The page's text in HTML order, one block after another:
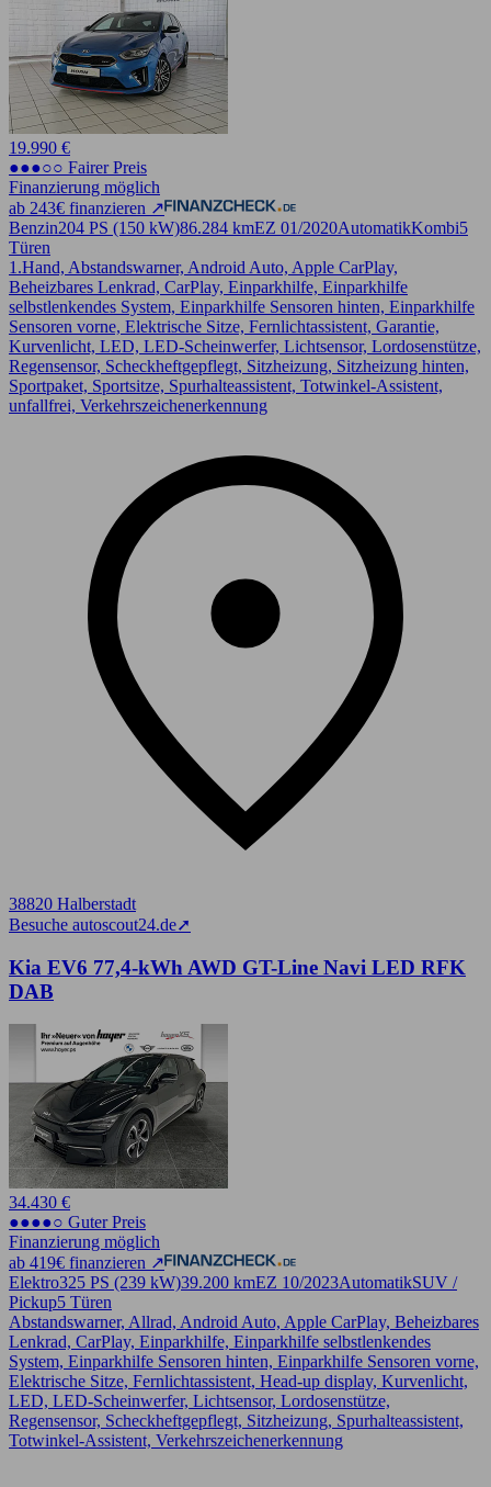
19.990 €
●●●○○ Fairer Preis
Finanzierung möglich
ab 243€ finanzieren ↗
Benzin204 PS (150 kW)86.284 kmEZ 01/2020AutomatikKombi5
Türen
1.Hand, Abstandswarner, Android Auto, Apple CarPlay,
Beheizbares Lenkrad, CarPlay, Einparkhilfe, Einparkhilfe
selbstlenkendes System, Einparkhilfe Sensoren hinten, Einparkhilfe
Sensoren vorne, Elektrische Sitze, Fernlichtassistent, Garantie,
Kurvenlicht, LED, LED-Scheinwerfer, Lichtsensor, Lordosenstütze,
Regensensor, Scheckheftgepflegt, Sitzheizung, Sitzheizung hinten,
Sportpaket, Sportsitze, Spurhalteassistent, Totwinkel-Assistent,
unfallfrei, Verkehrszeichenerkennung
38820 Halberstadt
Besuche autoscout24.de➚
Kia EV6 77,4-kWh AWD GT-Line Navi LED RFK
DAB
34.430 €
●●●●○ Guter Preis
Finanzierung möglich
ab 419€ finanzieren ↗
Elektro325 PS (239 kW)39.200 kmEZ 10/2023AutomatikSUV /
Pickup5 Türen
Abstandswarner, Allrad, Android Auto, Apple CarPlay, Beheizbares
Lenkrad, CarPlay, Einparkhilfe, Einparkhilfe selbstlenkendes
System, Einparkhilfe Sensoren hinten, Einparkhilfe Sensoren vorne,
Elektrische Sitze, Fernlichtassistent, Head-up display, Kurvenlicht,
LED, LED-Scheinwerfer, Lichtsensor, Lordosenstütze,
Regensensor, Scheckheftgepflegt, Sitzheizung, Spurhalteassistent,
Totwinkel-Assistent, Verkehrszeichenerkennung